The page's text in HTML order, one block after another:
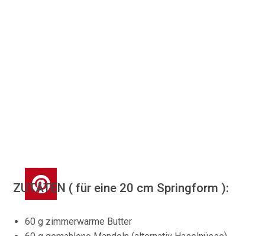
ZUTATEN ( für eine 20 cm Springform ):
60 g zimmerwarme Butter